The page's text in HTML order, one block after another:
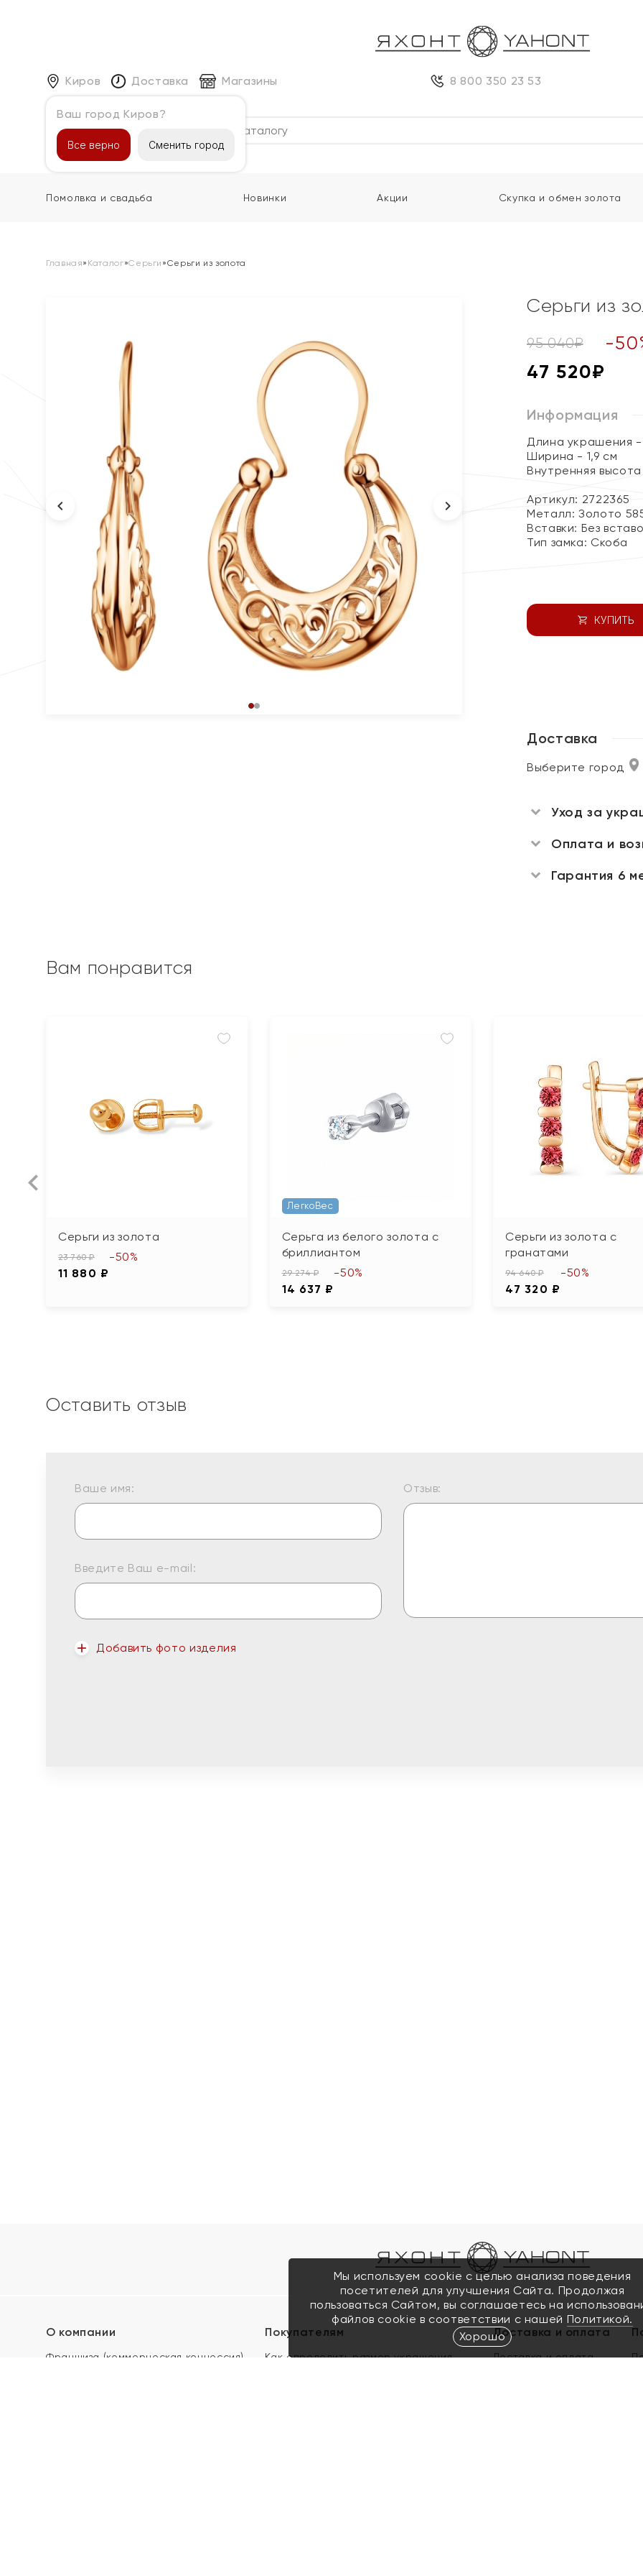
Киров
Ваш город Киров?
Все верно Сменить город
Доставка Магазины 8 800 350 23 53
Каталог
Помолвка и свадьба Новинки Акции Скупка и обмен золота
Главная» Каталог»Серьги »Серьги из золота
Серьги из
95 040₽ -50
47 520₽
Информация
Длина украшения -
Ширина - 1,9 см
Внутренняя
Артикул: 2722365
Металл:Золото
Вставки: Без
Тип замка: Скоба
КУПИТЬ
Доставка
Выберите город
Уход за
Оплата и
Гарантия 6
Вам понравится
Серьги из золота
23 760 ₽
11 880 ₽
-50%
ЛегкоВес
Серьга из белого золота с
бриллиантом
29 274 ₽
14 637 ₽
-50%
Серьги из золота с
гранатами
94 640 ₽
47 320 ₽
-50%
Оставить отзыв
Ваше имя:
Введите Ваш e-mail:
Добавить фото изделия
Отзыв:
О компании
Франшиза (коммерческая концессия)
Покупателям
Как определить размер украшения
Доставка и оплата
Доставка и оплата
Мы используем cookie с целью анализа поведения
посетителей для улучшения Сайта. Продолжая
пользоваться Сайтом, вы соглашаетесь на
файлов cookie в соответствии с нашей Политикой.
Хорошо